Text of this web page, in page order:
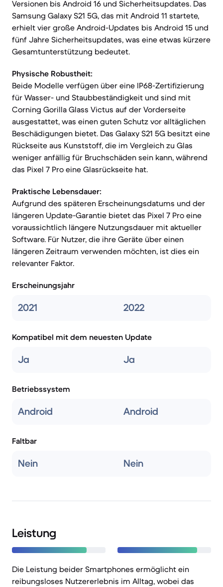
Versionen bis Android 16 und Sicherheitsupdates. Das
Samsung Galaxy S21 5G, das mit Android 11 startete,
erhielt vier große Android-Updates bis Android 15 und
fünf Jahre Sicherheitsupdates, was eine etwas kürzere
Gesamtunterstützung bedeutet.
Physische Robustheit:
Beide Modelle verfügen über eine IP68-Zertifizierung
für Wasser- und Staubbeständigkeit und sind mit
Corning Gorilla Glass Victus auf der Vorderseite
ausgestattet, was einen guten Schutz vor alltäglichen
Beschädigungen bietet. Das Galaxy S21 5G besitzt eine
Rückseite aus Kunststoff, die im Vergleich zu Glas
weniger anfällig für Bruchschäden sein kann, während
das Pixel 7 Pro eine Glasrückseite hat.
Praktische Lebensdauer:
Aufgrund des späteren Erscheinungsdatums und der
längeren Update-Garantie bietet das Pixel 7 Pro eine
voraussichtlich längere Nutzungsdauer mit aktueller
Software. Für Nutzer, die ihre Geräte über einen
längeren Zeitraum verwenden möchten, ist dies ein
relevanter Faktor.
Erscheinungsjahr
2021 2022
Kompatibel mit dem neuesten Update
Ja Ja
Betriebssystem
Android Android
Faltbar
Nein Nein
Leistung
Die Leistung beider Smartphones ermöglicht ein
reibungsloses Nutzererlebnis im Alltag, wobei das